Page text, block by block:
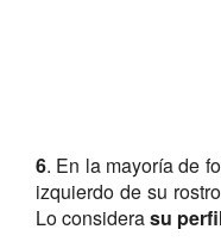
6. En la mayoría de
izquierdo de su
Lo considerasu